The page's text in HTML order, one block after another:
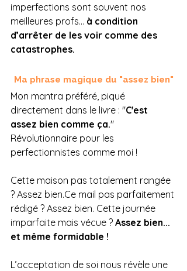
imperfections sont souvent nos
meilleures profs… à condition
d’arrêter de les voir comme des
catastrophes.
Ma phrase magique du "assez bien"
Mon mantra préféré, piqué
directement dans le livre : "C'est
assez bien comme ça."
Révolutionnaire pour les
perfectionnistes comme moi !
Cette maison pas totalement rangée
? Assez bien.Ce mail pas parfaitement
rédigé ? Assez bien. Cette journée
imparfaite mais vécue ? Assez bien...
et même formidable !
L’acceptation de soi nous révèle une